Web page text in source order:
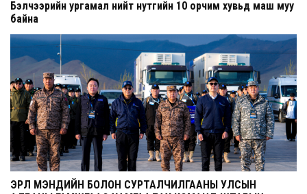
Бэлчээрийн ургамал нийт нутгийн 10 орчим хувьд маш муу
байна
ЭРҮҮЛ МЭНДИЙН БОЛОН СУРТАЛЧИЛГААНЫ УЛСЫН